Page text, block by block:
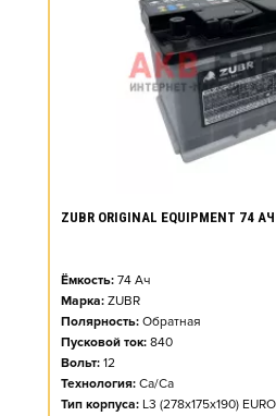
ZUBR ORIGINAL EQUIPMENT 74
Ёмкость: 74 Ач
Марка: ZUBR
Полярность: Обратная
Пусковой ток: 840
Вольт: 12
Технология: Ca/Ca
Тип корпуса: L3 (278x175x190) EURO